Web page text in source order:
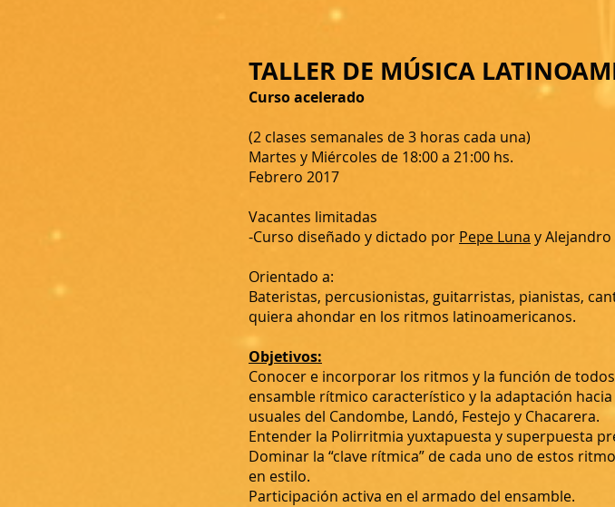
TALLER DE MÚSICA
Curso acelerado
(2 clases semanales de 3 horas cada una)
Martes y Miércoles de 18:00 a 21:00 hs.
Febrero 2017
Vacantes limitadas
-Curso diseñado y dictado por Pepe Luna y
Orientado a:
Bateristas, percusionistas, guitarristas, pianistas,
quiera ahondar en los ritmos latinoamericanos.
Objetivos:
Conocer e incorporar los ritmos y la función de
ensamble rítmico característico y la adaptación
usuales del Candombe, Landó, Festejo y Chacarera.
Entender la Polirritmia yuxtapuesta y superpuesta
Dominar la “clave rítmica” de cada uno de estos
en estilo.
Participación activa en el armado del ensamble.